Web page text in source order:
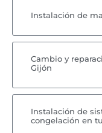
Instalación de
Cambio y
Gijón
Instalación de
congelación en